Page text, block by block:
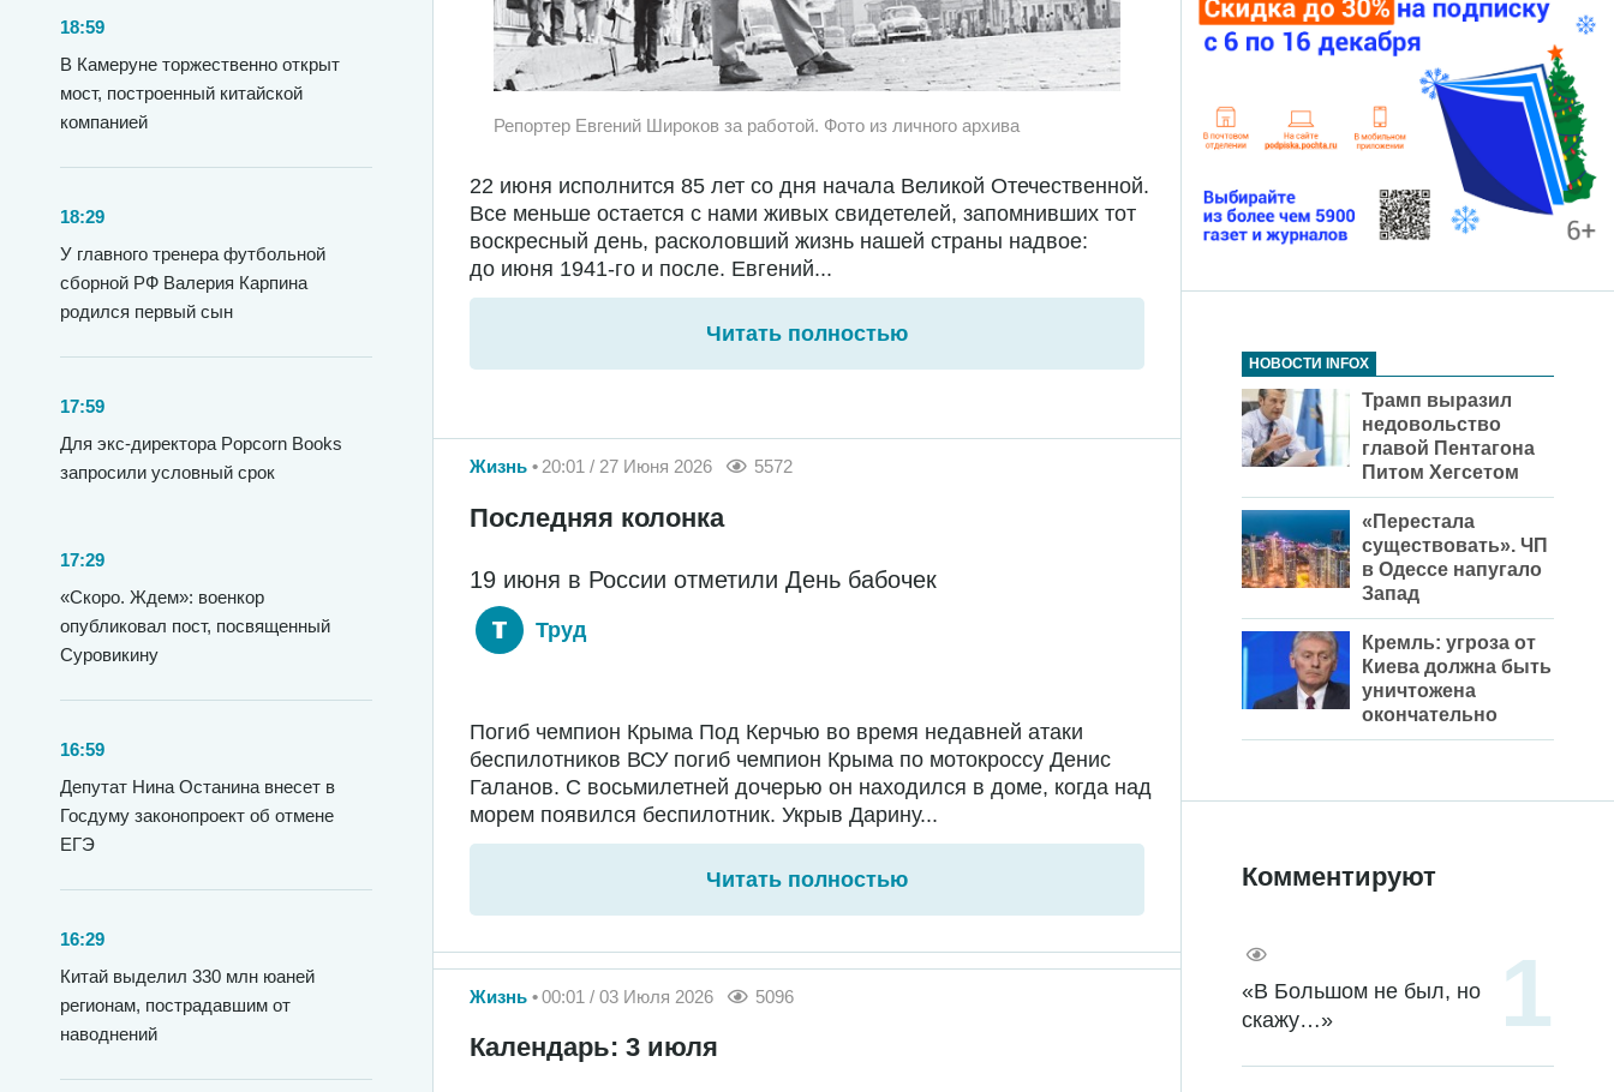
18:59
В Камеруне торжественно открыт
мост, построенный китайской
компанией
18:29
У главного тренера футбольной
сборной РФ Валерия Карпина
родился первый сын
17:59
Для экс-директора Popcorn Books
запросили условный срок
17:29
«Скоро. Ждем»: военкор
опубликовал пост, посвященный
Суровикину
16:59
Депутат Нина Останина внесет в
Госдуму законопроект об отмене
ЕГЭ
16:29
Китай выделил 330 млн юаней
регионам, пострадавшим от
наводнений
Репортер Евгений Широков за работой. Фото из личного архива
22 июня исполнится 85 лет со дня начала Великой Отечественной.
Все меньше остается с нами живых свидетелей, запомнивших тот
воскресный день, расколовший жизнь нашей страны надвое:
до июня 1941-го и после. Евгений...
Читать полностью
Жизнь 20:01 / 27 Июня 2026 5572
Последняя колонка
19 июня в России отметили День бабочек
Труд
Погиб чемпион Крыма Под Керчью во время недавней атаки
беспилотников ВСУ погиб чемпион Крыма по мотокроссу Денис
Галанов. С восьмилетней дочерью он находился в доме, когда над
морем появился беспилотник. Укрыв Дарину...
Читать полностью
Жизнь 00:01 / 03 Июля 2026 5096
Календарь: 3 июля
НОВОСТИ INFOX
Трамп выразил
недовольство
главой Пентагона
Питом Хегсетом
«Перестала
существовать». ЧП
в Одессе напугало
Запад
Кремль: угроза от
Киева должна быть
уничтожена
окончательно
Комментируют
«В Большом не был, но
скажу…»